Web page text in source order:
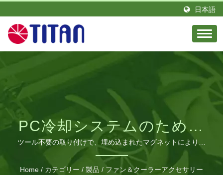
日本語
PC冷却システムのための
高度なマグネット式ダス
トプロテクション
ツール不要の取り付けで、埋め込まれたマグネットによりシ
ームレスなPCケース統合と最適なエアフロー維持を実現し
ます。
Home / カテゴリー / 製品 / ファン＆クーラーアクセサリー